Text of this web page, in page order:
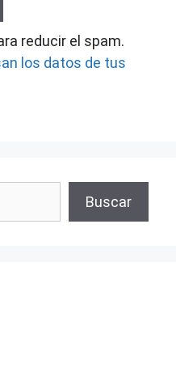
reducir el spam.
los datos de tus
Buscar